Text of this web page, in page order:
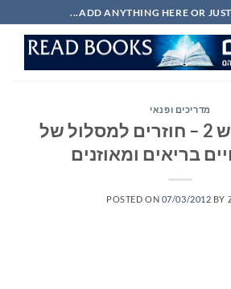
ADD ANYTHING HERE OR JUST
מדריכים ופנאי
לשקול מחדש 2 – חוזרים למסלול של
בריאים ומאוזנים
POSTED ON 07/03/2012 BY